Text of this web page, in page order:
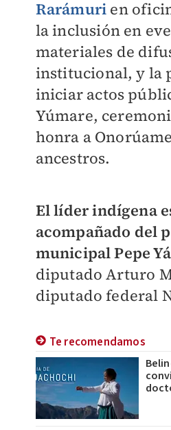
Rarámuri en
la inclusión en
materiales de
institucional, y la
iniciar actos
Yúmare,
honra a
ancestros.
El líder indígena
acompañado del
municipal Pepe
diputado Arturo
diputado federal
Te recomendamos